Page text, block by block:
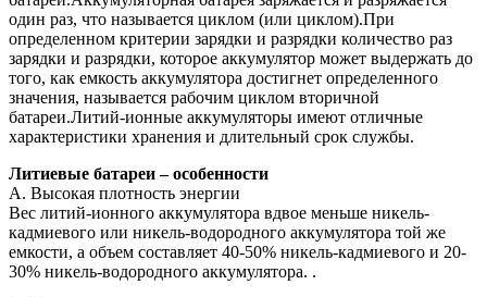
один раз, что называется циклом (или циклом).При
определенном критерии зарядки и разрядки количество раз
зарядки и разрядки, которое аккумулятор может выдержать до
того, как емкость аккумулятора достигнет определенного
значения, называется рабочим циклом вторичной
батареи.Литий-ионные аккумуляторы имеют отличные
характеристики хранения и длительный срок службы.
Литиевые батареи – особенности
А. Высокая плотность энергии
Вес литий-ионного аккумулятора вдвое меньше никель-
кадмиевого или никель-водородного аккумулятора той же
емкости, а объем составляет 40-50% никель-кадмиевого и 20-
30% никель-водородного аккумулятора. .